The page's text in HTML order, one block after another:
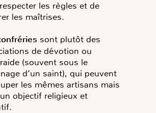
les règles et de
les maîtrises.
sont plutôt des
de dévotion ou
(souvent sous le
d’un saint), qui peuvent
les mêmes artisans mais
objectif religieux et